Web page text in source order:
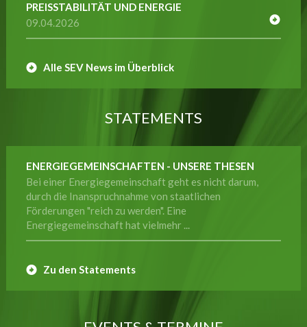
PREISSTABILITÄT UND ENERGIE
09.04.2026
Alle SEV News im Überblick
STATEMENTS
ENERGIEGEMEINSCHAFTEN - UNSERE THESEN
Bei einer Energiegemeinschaft geht es nicht darum,
durch die Inanspruchnahme von staatlichen
Förderungen "reich zu werden". Eine
Energiegemeinschaft hat vielmehr ...
Zu den Statements